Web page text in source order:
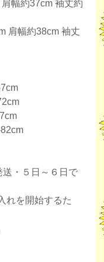
幅約37cm 袖丈約
肩幅約38cm 袖丈
・５日～６日で
れを開始するた